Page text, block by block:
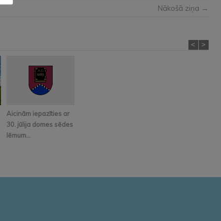
Nākošā ziņa →
Aicinām iepazīties ar
30. jūlija domes sēdes
lēmum...
< >